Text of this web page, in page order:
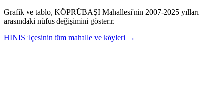
Grafik ve tablo, KÖPRÜBAŞI Mahallesi'nin 2007-2025 yılları
arasındaki nüfus değişimini gösterir.
HINIS ilçesinin tüm mahalle ve köyleri →